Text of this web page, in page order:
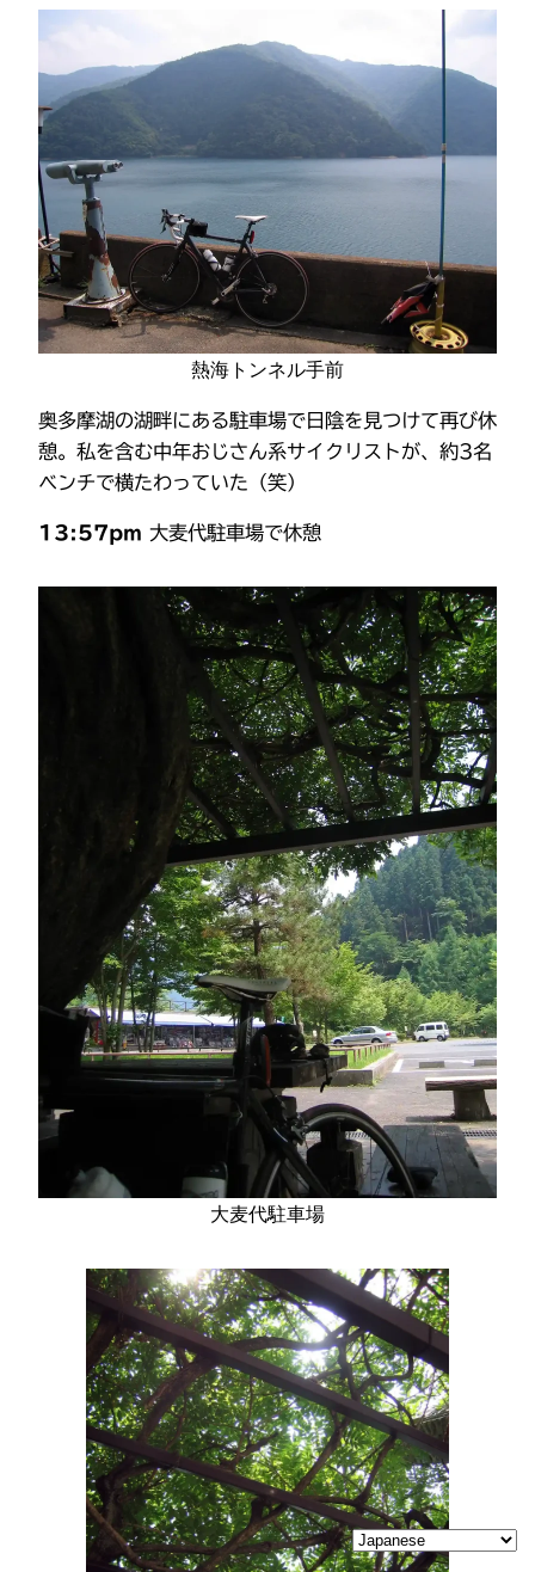
熱海トンネル手前
奥多摩湖の湖畔にある駐車場で日陰を見つけて再び休
憩。私を含む中年おじさん系サイクリストが、約3名
ベンチで横たわっていた（笑）
13:57pm 大麦代駐車場で休憩
大麦代駐車場